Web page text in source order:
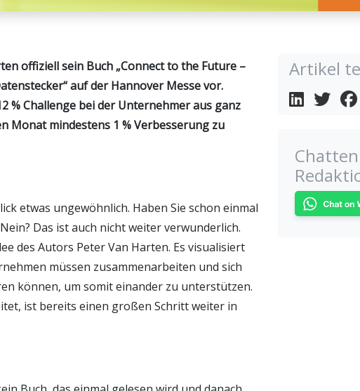
offiziell sein Buch „Connect to the Future –
auf der Hannover Messe vor.
% Challenge bei der Unternehmer aus ganz
Monat mindestens 1 % Verbesserung zu
etwas ungewöhnlich. Haben Sie schon einmal
Das ist auch nicht weiter verwunderlich.
des Autors Peter Van Harten. Es visualisiert
müssen zusammenarbeiten und sich
können, um somit einander zu unterstützen.
ist bereits einen großen Schritt weiter in
Artikel